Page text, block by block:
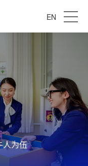
EN
人为伍
人为伍